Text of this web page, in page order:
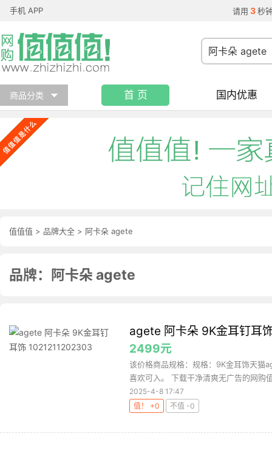
手机 APP 请用 3 秒
商品分类 首 页 国内优惠
值值值 > 品牌大全 > 阿卡朵 agete
品牌：阿卡朵 agete
agete 阿卡朵 9K金耳钉耳
2499元
该价格商品规格：规格：9K金耳饰天
喜欢可入。 下载干净清爽无广告的网购
2025-4-8 17:47
值！ +0
不值 -0